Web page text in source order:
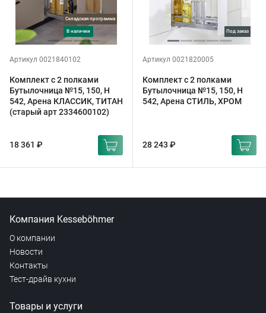
Складская программа
в наличии
Артикул 0021840102
Комплект с 2 полками
Бутылочница №15, 150, H
542, Арена КЛАССИК, ТИТАН
(старый арт 2334600102)
18 361 ₽
под заказ
Артикул 0021820005
Комплект с 2 полками
Бутылочница №15, 150, H
542, Арена СТИЛЬ, ХРОМ
28 243 ₽
Компания Kesseböhmer
О компании
Новости
Контакты
Тест-драйв кухни
Товары и услуги